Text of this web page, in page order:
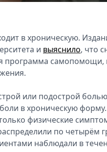
в хроническую.
и выяснило, что
программа самопомощи,
или подострой
в хроническую
физические
по четырём
наблюдали в